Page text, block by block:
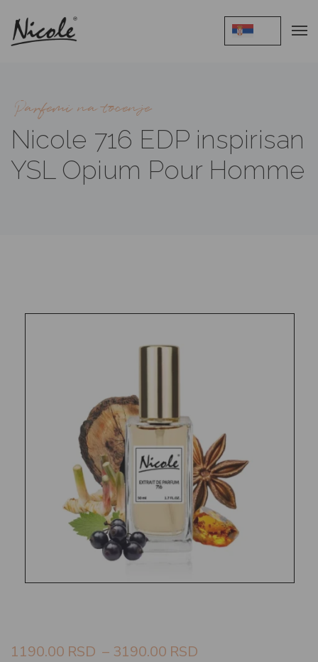
Parfemi na tocenje
Nicole 716 EDP inspirisan
YSL Opium Pour Homme
1190.00 RSD – 3190.00 RSD